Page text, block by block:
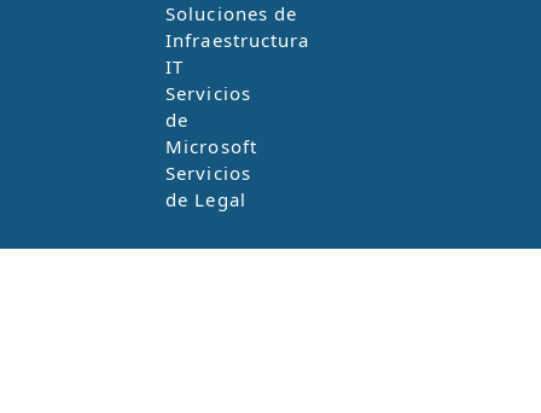
Soluciones de
Infraestructura
IT
Servicios
de
Microsoft
Servicios
de Legal